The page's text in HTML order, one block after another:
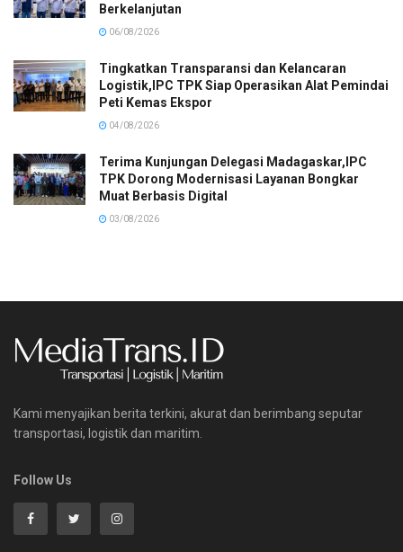
Berkelanjutan
06/08/2026
Tingkatkan Transparansi dan Kelancaran
Logistik,IPC TPK Siap Operasikan Alat Pemindai
Peti Kemas Ekspor
04/08/2026
Terima Kunjungan Delegasi Madagaskar,IPC
TPK Dorong Modernisasi Layanan Bongkar
Muat Berbasis Digital
03/08/2026
Kami menyajikan berita terkini, akurat dan berimbang seputar
transportasi, logistik dan maritim.
Follow Us